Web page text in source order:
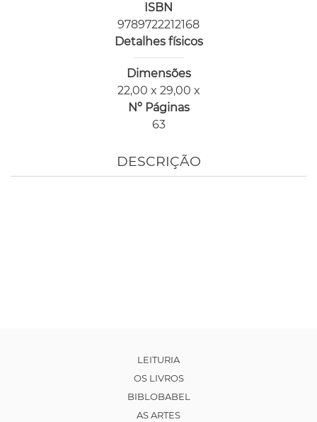
ISBN
9789722212168
Detalhes físicos
Dimensões
22,00 x 29,00 x
Nº Páginas
63
DESCRIÇÃO
LEITURIA
OS LIVROS
BIBLOBABEL
AS ARTES